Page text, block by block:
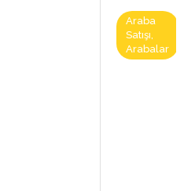
Araba
Satışı,
Arabalar